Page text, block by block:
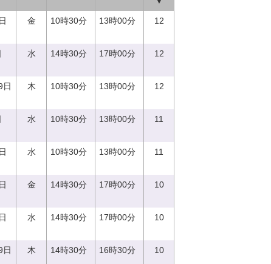
金 10時30分 13時00分 12
水 14時30分 17時00分 12
日 木 10時30分 13時00分 12
水 10時30分 13時00分 11
水 10時30分 13時00分 11
金 14時30分 17時00分 10
水 14時30分 17時00分 10
日 木 14時30分 16時30分 10